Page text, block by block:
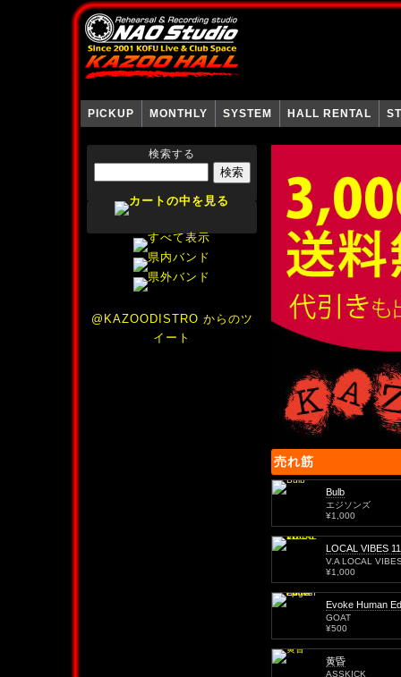
PICKUP MONTHLY SYSTEM HALL RENTAL
売れ筋
Bulb
エジソンズ
¥1,000
LOCAL VIBES 11
V.A LOCAL
¥1,000
Evoke Human
GOAT
¥500
黄昏
ASSKICK
検索する
@KAZOODISTRO からのツ
イート